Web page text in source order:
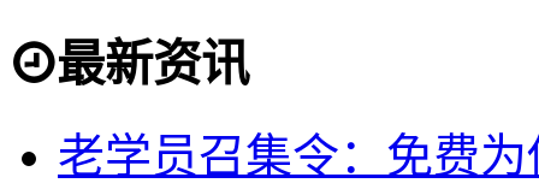
最新资讯
老学员召集令：免费